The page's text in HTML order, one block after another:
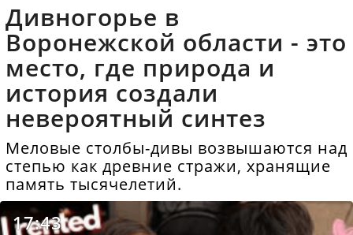
Дивногорье в
Воронежской области - это
место, где природа и
история создали
невероятный синтез
Меловые столбы-дивы возвышаются над
степью как древние стражи, хранящие
память тысячелетий.
17:43